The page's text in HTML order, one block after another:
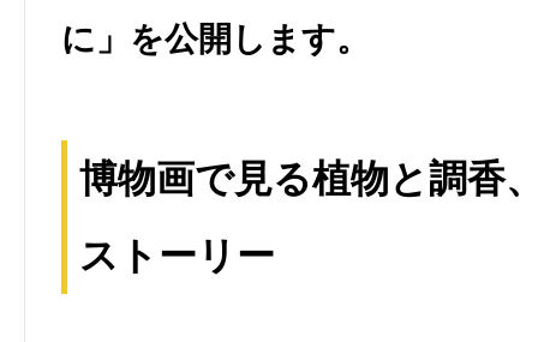
に」を公開します。
博物画で見る植物と調香
ストーリー